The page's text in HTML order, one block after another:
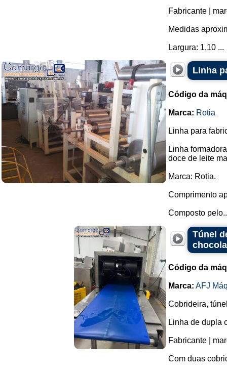
Fabricante |
Medidas
Largura: 1,10 ...
Linha
Código da
Marca: Rotia
Linha para
Linha
doce de leite
Marca: Rotia.
Comprimento
Composto
Túnel
Código da
Marca: AFJ
Cobrideira,
Linha de dupla
Fabricante |
Com duas